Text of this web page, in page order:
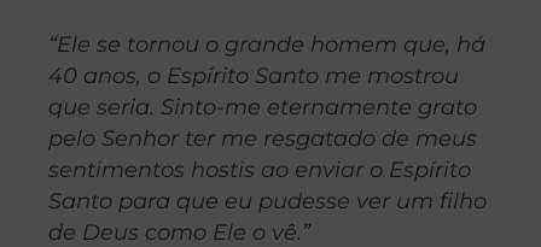
“Ele se tornou o grande homem que, há
40 anos, o Espírito Santo me mostrou
que seria. Sinto-me eternamente grato
pelo Senhor ter me resgatado de meus
sentimentos hostis ao enviar o Espírito
Santo para que eu pudesse ver um filho
de Deus como Ele o vê.”